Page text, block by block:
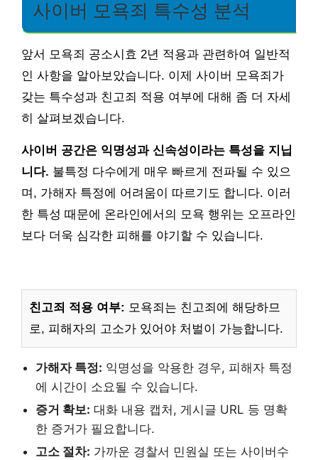
사이버 모욕죄 특수성 분석
앞서 모욕죄 공소시효 2년 적용과 관련하여 일반적
인 사항을 알아보았습니다. 이제 사이버 모욕죄가
갖는 특수성과 친고죄 적용 여부에 대해 좀 더 자세
히 살펴보겠습니다.
사이버 공간은 익명성과 신속성이라는 특성을 지닙
니다. 불특정 다수에게 매우 빠르게 전파될 수 있으
며, 가해자 특정에 어려움이 따르기도 합니다. 이러
한 특성 때문에 온라인에서의 모욕 행위는 오프라인
보다 더욱 심각한 피해를 야기할 수 있습니다.
친고죄 적용 여부: 모욕죄는 친고죄에 해당하므
로, 피해자의 고소가 있어야 처벌이 가능합니다.
가해자 특정: 익명성을 악용한 경우, 피해자 특정
에 시간이 소요될 수 있습니다.
증거 확보: 대화 내용 캡처, 게시글 URL 등 명확
한 증거가 필요합니다.
고소 절차: 가까운 경찰서 민원실 또는 사이버수